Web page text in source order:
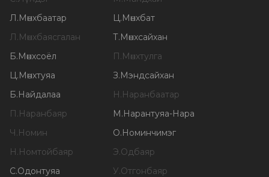
Л.Мөнхбаатар Ц.Мөнхбат
Л.Мөнхбаясгалан Т.Мөнхсайхан
Б.Мөнхсоёл П.Мөнхтулга
Ц.Мөнхтуяа З.Мэндсайхан
Б.Найдалаа Н.Наранбаатар
П.Наранбаяр М.Нарантуяа-Нара
Ч.Номин О.Номинчимэг
Н.Номтойбаяр Э.Одбаяр
С.Одонтуяа У.Отгонбаяр